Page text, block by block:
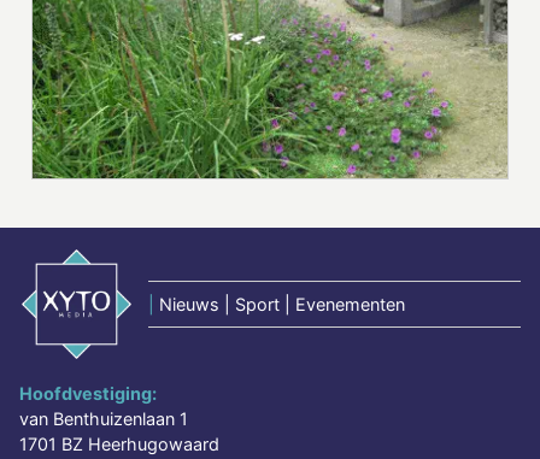
Nieuws | Sport | Evenementen
Hoofdvestiging:
van Benthuizenlaan 1
1701 BZ Heerhugowaard